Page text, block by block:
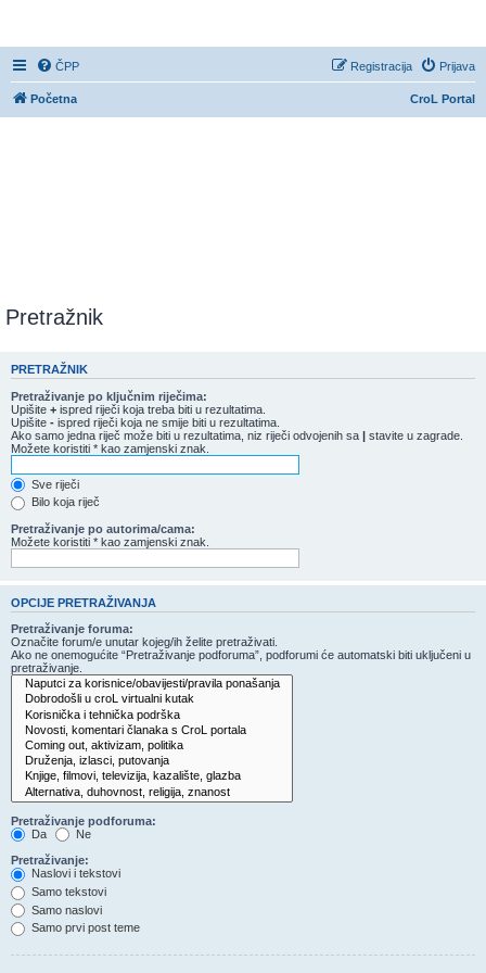
ČPP Prijava
Registracija
CroL Portal
Početna
Pretražnik
PRETRAŽNIK
Pretraživanje po ključnim riječima:
Upišite + ispred riječi koja treba biti u rezultatima.
Upišite - ispred riječi koja ne smije biti u rezultatima.
Ako samo jedna riječ može biti u rezultatima, niz riječi odvojenih sa | stavite u zagrade.
Možete koristiti * kao zamjenski znak.
Sve riječi
Bilo koja riječ
Pretraživanje po autorima/cama:
Možete koristiti * kao zamjenski znak.
OPCIJE PRETRAŽIVANJA
Pretraživanje foruma:
Označite forum/e unutar kojeg/ih želite pretraživati.
Ako ne onemogućite “Pretraživanje podforuma”, podforumi će automatski biti uključeni u
pretraživanje.
Pretraživanje podforuma:
Da
Ne
Pretraživanje:
Naslovi i tekstovi
Samo tekstovi
Samo naslovi
Samo prvi post teme